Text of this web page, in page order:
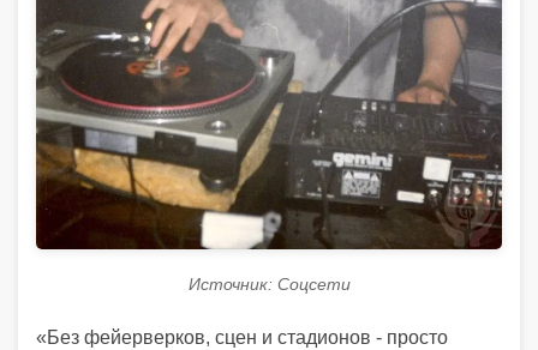
Источник: Соцсети
«Без фейерверков, сцен и стадионов - просто